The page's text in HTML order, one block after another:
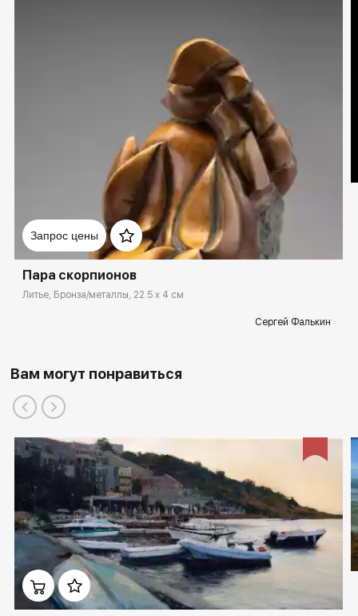
Запрос цены
Пара скорпионов
Литье, Бронза/металлы, 22.5 x 4 см
Сергей Фалькин
Вам могут понравиться